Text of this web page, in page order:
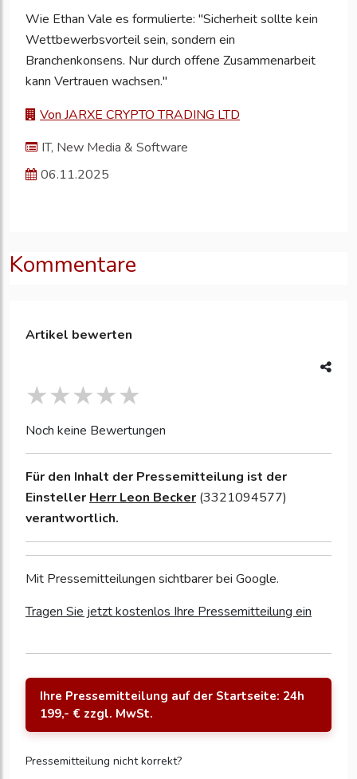
Wie Ethan Vale es formulierte: "Sicherheit sollte kein
Wettbewerbsvorteil sein, sondern ein
Branchenkonsens. Nur durch offene Zusammenarbeit
kann Vertrauen wachsen."
Von JARXE CRYPTO TRADING LTD
IT, New Media & Software
06.11.2025
Kommentare
Artikel bewerten
Noch keine Bewertungen
Für den Inhalt der Pressemitteilung ist der
Einsteller Herr Leon Becker (3321094577)
verantwortlich.
Mit Pressemitteilungen sichtbarer bei Google.
Tragen Sie jetzt kostenlos Ihre Pressemitteilung ein
Ihre Pressemitteilung auf der Startseite: 24h
199,- € zzgl. MwSt.
Pressemitteilung nicht korrekt?